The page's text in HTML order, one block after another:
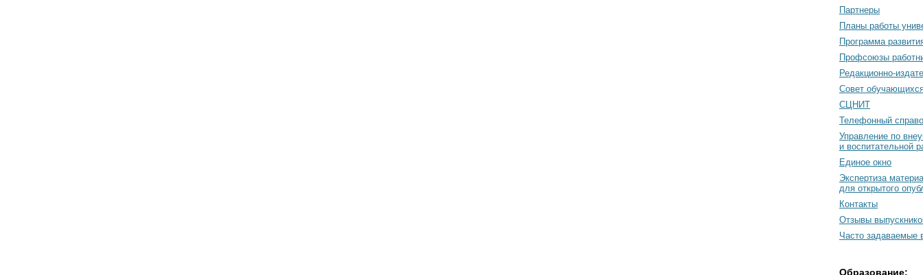
Партнеры
Планы работы
Программа
Профсоюзы
Редакционно-
Cовет
СЦНИТ
Телефонный
Управление по
и воспитательной
Единое окно
Экспертиза
для открытого
Контакты
Отзывы
Часто задаваемые
Образование: